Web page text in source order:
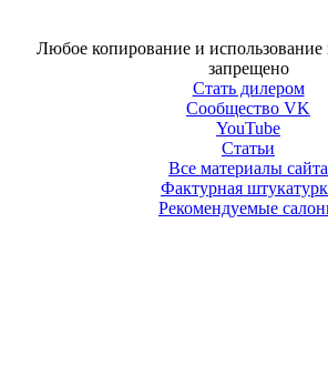
Любое копирование и использование
запрещено
Стать дилером
Сообщество VK
YouTube
Статьи
Все материалы сайта
Фактурная
Рекомендуемые